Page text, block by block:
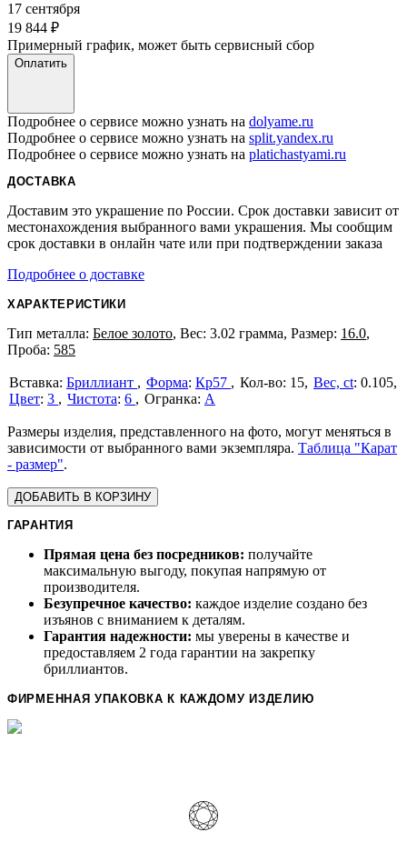
17 сентября
19 844 ₽
Примерный график, может быть сервисный сбор
Оплатить
Подробнее о сервисе можно узнать на dolyame.ru
Подробнее о сервисе можно узнать на split.yandex.ru
Подробнее о сервисе можно узнать на platichastyami.ru
ДОСТАВКА
Доставим это украшение по России. Срок доставки зависит от
местонахождения выбранного вами украшения. Мы сообщим
срок доставки в онлайн чате или при подтверждении заказа
Подробнее о доставке
ХАРАКТЕРИСТИКИ
Тип металла: Белое золото, Вес: 3.02 грамма, Размер: 16.0,
Проба: 585
Бриллиант Форма: Кр57 15 Вес, ct: 0.105
Цвет: 3 Чистота: 6 А
Размеры изделия, представленного на фото, могут меняться в
зависимости от выбранного вами экземпляра. Таблица "Карат
- размер".
ДОБАВИТЬ В КОРЗИНУ
ГАРАНТИЯ
Прямая цена без посредников: получайте
максимальную выгоду, покупая напрямую от
производителя.
Безупречное качество: каждое изделие создано без
изъянов с вниманием к деталям.
Гарантия надежности: мы уверены в качестве и
предоставляем 2 года гарантии на закрепку
бриллиантов.
ФИРМЕННАЯ УПАКОВКА К КАЖДОМУ ИЗДЕЛИЮ